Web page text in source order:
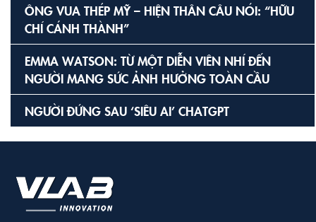
ÔNG VUA THÉP MỸ – HIỆN THÂN CÂU NÓI: “HỮU
CHÍ CÁNH THÀNH”
EMMA WATSON: TỪ MỘT DIỄN VIÊN NHÍ ĐẾN
NGƯỜI MANG SỨC ẢNH HƯỞNG TOÀN CẦU
NGƯỜI ĐỨNG SAU ‘SIÊU AI’ CHATGPT